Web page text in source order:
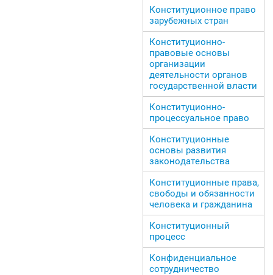
Конституционное право
зарубежных стран
Конституционно-
правовые основы
организации
деятельности органов
государственной власти
Конституционно-
процессуальное право
Конституционные
основы развития
законодательства
Конституционные права,
свободы и обязанности
человека и гражданина
Конституционный
процесс
Конфиденциальное
сотрудничество